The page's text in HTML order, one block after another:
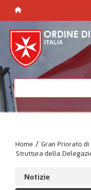
Home / Gran Priorato
Struttura della
Notizie